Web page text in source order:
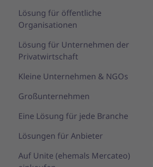
Lösung für öffentliche
Organisationen
Lösung für Unternehmen der
Privatwirtschaft
Kleine Unternehmen & NGOs
Großunternehmen
Eine Lösung für jede Branche
Lösungen für Anbieter
Auf Unite (ehemals Mercateo)